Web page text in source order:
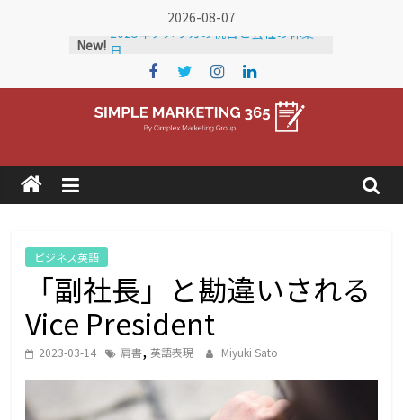
2026-08-07
New!
2025年アメリカの祝日と会社の休業
日
2024年アメリカの祝日と会社の休業
2026年 アメリカの祝日と会社の休業
日
アメリカに輸出している企業を知りた
アメリカの市場調査にかかる費用
Simple
Marketing
365
リ
の
ト
レ
ビジネス英語
「副社長」と勘違いされる
Vice President
2023-03-14 肩書, 英語表現 Miyuki Sato